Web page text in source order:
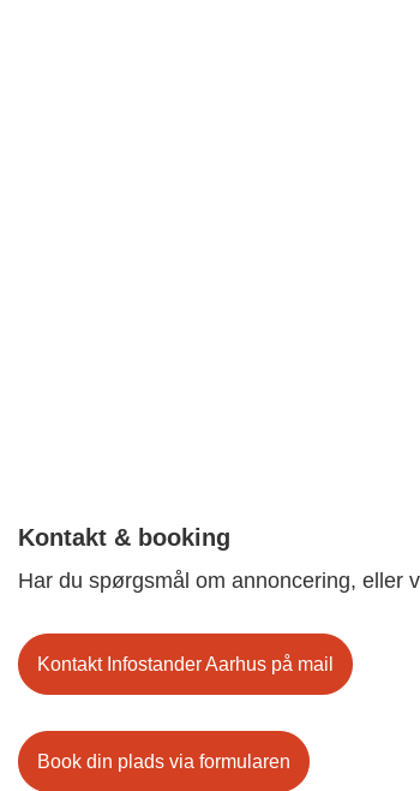
Kontakt & booking
Har du spørgsmål om annoncering, eller
Kontakt Infostander Aarhus på mail
Book din plads via formularen